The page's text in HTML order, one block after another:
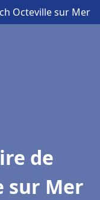
Octeville sur Mer
de
sur Mer